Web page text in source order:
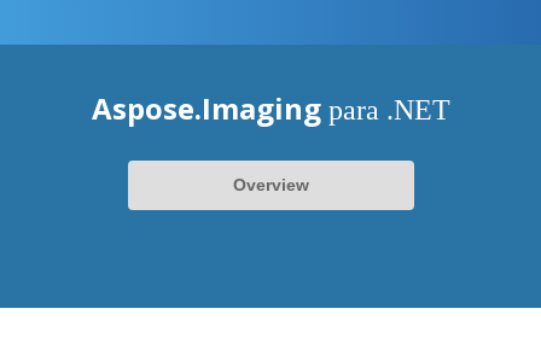
Aspose.Imaging para .NET
Overview